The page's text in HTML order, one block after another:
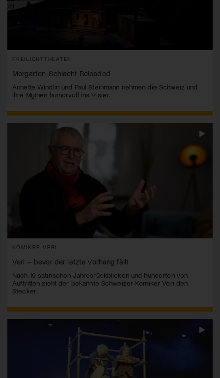
FREILICHTTHEATER
Morgarten-Schlacht Reloaded
Annette Windlin und Paul Steinmann nehmen die Schweiz und
ihre Mythen humorvoll ins Visier.
KOMIKER VERI
Veri – bevor der letzte Vorhang fällt
Nach 19 satirischen Jahresrückblicken und hunderten von
Auftritten zieht der bekannte Schweizer Komiker Veri den
Stecker.